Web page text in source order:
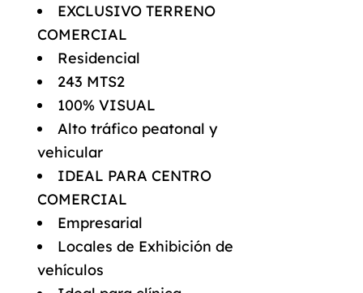
EXCLUSIVO TERRENO
COMERCIAL
Residencial
243 MTS2
100% VISUAL
Alto tráfico peatonal y
vehicular
IDEAL PARA CENTRO
COMERCIAL
Empresarial
Locales de Exhibición de
vehículos